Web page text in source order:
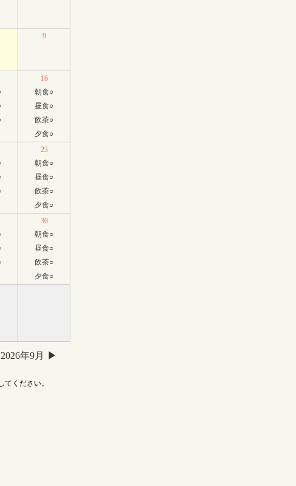
9
16
朝食○
昼食○
飲茶○
夕食○
23
朝食○
昼食○
飲茶○
夕食○
30
朝食○
昼食○
飲茶○
夕食○
2026年9月
ください。